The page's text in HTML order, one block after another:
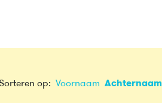
op: Voornaam Achternaam